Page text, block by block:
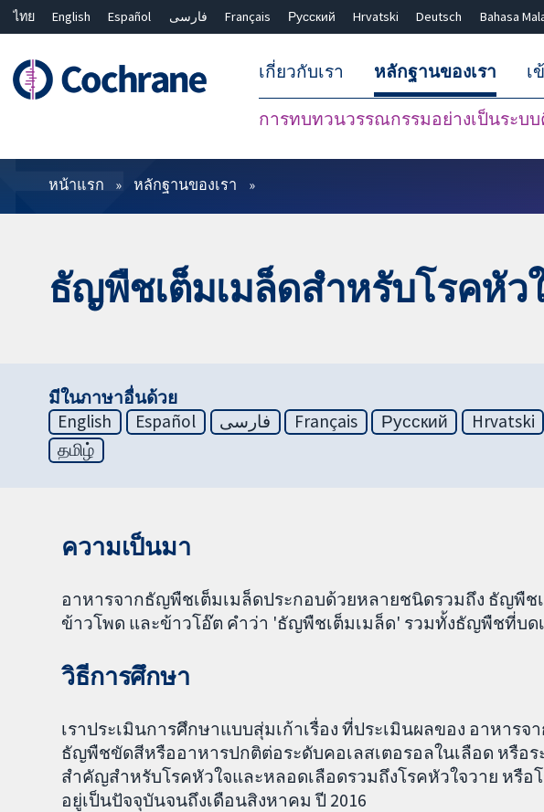
ไทย English Español فارسی Français Русский Hrvatski Deutsch Bahasa
เกี่ยวกับเรา หลักฐานของเรา
การทบทวนวรรณกรรมอย่างเป็นระบ
เ
ตัวกรอง
หน้าแรก หลักฐานของเรา
ธัญพืชเต็มเมล็ดสำหรับโรคหัว
มีในภาษาอื่นด้วย
English
Español فارسی Français Русский Hrvatski
தமிழ்
ความเป็นมา
อาหารจากธัญพืชเต็มเมล็ดประกอบด้วยหลายชนิดรวมถึง ธัญพืช
ข้าวโพด และข้าวโอ๊ต คำว่า 'ธัญพืชเต็มเมล็ด' รวมทั้งธัญพืชที่บด
วิธีการศึกษา
เราประเมินการศึกษาแบบสุ่มเก้าเรื่อง ที่ประเมินผลของ อาหาร
ธัญพืชขัดสีหรืออาหารปกติต่อระดับคอเลสเตอรอลในเลือด หรือ
สำคัญสำหรับโรคหัวใจและหลอดเลือดรวมถึงโรคหัวใจวาย หรื
อยู่เป็นปัจจุบันจนถึงเดือนสิงหาคม ปี 2016